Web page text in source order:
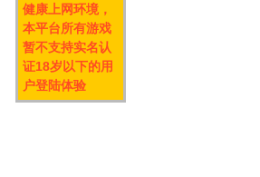
健康上网环境，
本平台所有游戏
暂不支持实名认
证18岁以下的用
户登陆体验